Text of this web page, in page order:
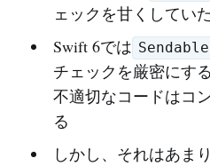
ェックを甘くしていた
Swift 6では Sendable
チェックを厳密にす
不適切なコードはコ
る
しかし、それはあま